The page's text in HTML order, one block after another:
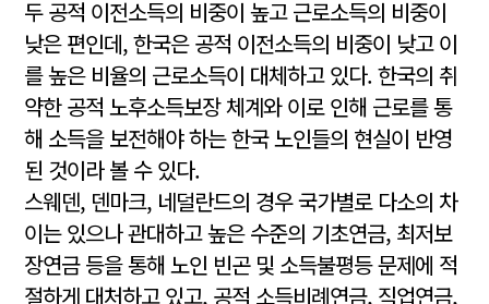
두 공적 이전소득의 비중이 높고 근로소득의 비중이
낮은 편인데, 한국은 공적 이전소득의 비중이 낮고 이
를 높은 비율의 근로소득이 대체하고 있다. 한국의 취
약한 공적 노후소득보장 체계와 이로 인해 근로를 통
해 소득을 보전해야 하는 한국 노인들의 현실이 반영
된 것이라 볼 수 있다.
스웨덴, 덴마크, 네덜란드의 경우 국가별로 다소의 차
이는 있으나 관대하고 높은 수준의 기초연금, 최저보
장연금 등을 통해 노인 빈곤 및 소득불평등 문제에 적
절하게 대처하고 있고, 공적 소득비례연금, 직업연금,